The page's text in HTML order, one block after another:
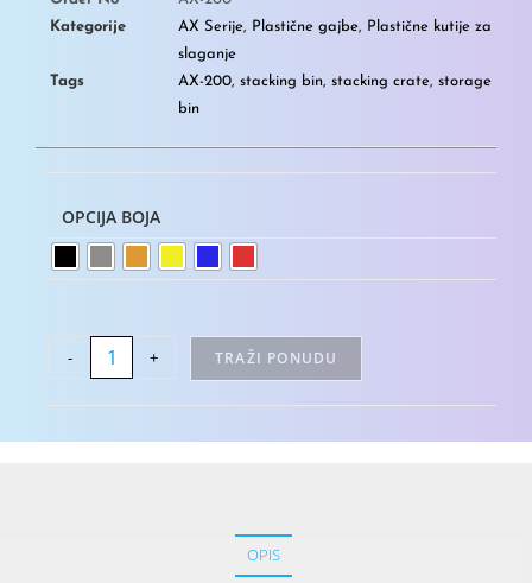
Kategorije
AX Serije, Plastične gajbe, Plastične kutije za
slaganje
Tags
AX-200, stacking bin, stacking crate, storage
bin
OPCIJA BOJA
- + TRAŽI PONUDU
OPIS